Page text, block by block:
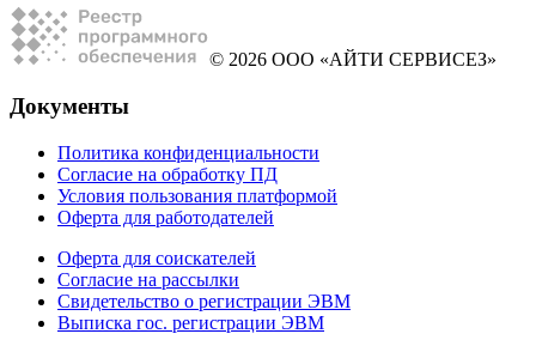
© 2026 ООО «АЙТИ СЕРВИСЕЗ»
Документы
Политика конфиденциальности
Согласие на обработку ПД
Условия пользования платформой
Оферта для работодателей
Оферта для соискателей
Согласие на рассылки
Свидетельство о регистрации ЭВМ
Выписка гос. регистрации ЭВМ